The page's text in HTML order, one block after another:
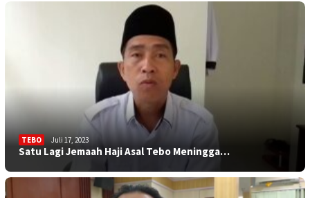
TEBO Juli 17, 2023
Satu Lagi Jemaah Haji Asal Tebo Meningga…